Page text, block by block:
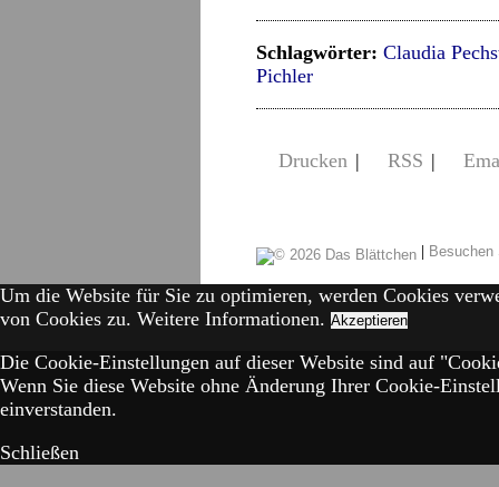
Schlagwörter: Claudia
Pichler
Drucken | RSS |
|
Um die Website für Sie zu optimieren, werden Cookies
von Cookies zu. Weitere Informationen. Akzeptieren
Die Cookie-Einstellungen auf dieser Website sind auf
Wenn Sie diese Website ohne Änderung Ihrer Cookie-
einverstanden.
Schließen